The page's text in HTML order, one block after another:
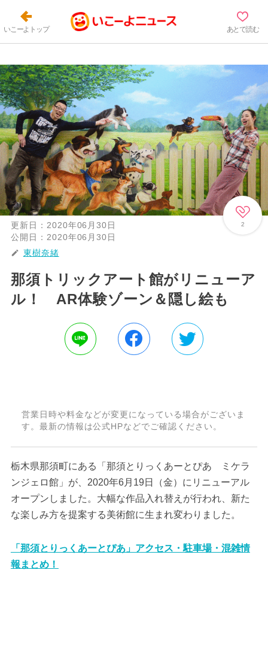
いこーよトップ あとで読む
2
更新日： 2020年06月30日
公開日： 2020年06月30日
東樹奈緒
那須トリックアート館がリニューア
ル！ AR体験ゾーン＆隠し絵も
営業日時や料金などが変更になっている場合がございま
す。最新の情報は公式HPなどでご確認ください。
栃木県那須町にある「那須とりっくあーとぴあ ミケラ
ンジェロ館」が、2020年6月19日（金）にリニューアル
オープンしました。大幅な作品入れ替えが行われ、新た
な楽しみ方を提案する美術館に生まれ変わりました。
「那須とりっくあーとぴあ」アクセス・駐車場・混雑情
報まとめ！